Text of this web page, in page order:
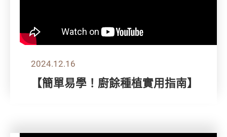
2024.12.16
【簡單易學！廚餘種植實用指南】